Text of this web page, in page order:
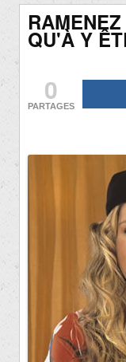
QU'À Y
0
PARTAGES